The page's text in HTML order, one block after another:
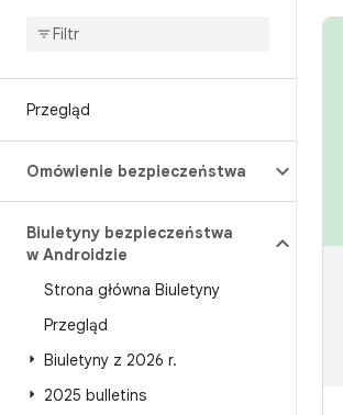
Przegląd
Omówienie bezpieczeństwa
Biuletyny bezpieczeństwa
w Androidzie
Strona główna Biuletyny
Przegląd
Biuletyny z 2026 r.
2025 bulletins